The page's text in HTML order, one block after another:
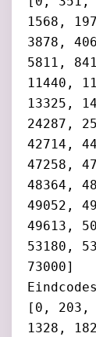
1568,
3878,
5811,
11440,
13325,
24287,
42714,
47258,
48364,
49052,
49613,
53180,
73000]
Eindcodes
[0, 203,
1328,